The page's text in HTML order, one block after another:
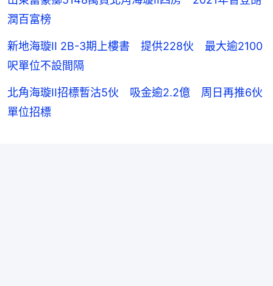
潤百富榜
新地海璇II 2B-3期上樓書 提供228伙 最大逾2100
呎單位不設間隔
北角海璇II招標暫沽5伙 吸金逾2.2億 周日再推6伙
單位招標